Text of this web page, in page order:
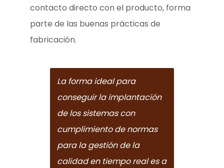
contacto directo con el producto, forma
parte de las buenas prácticas de
fabricación.
La forma ideal para
conseguir la implantación
de los sistemas con
cumplimiento de normas
para la gestión de la
calidad en tiempo real es a